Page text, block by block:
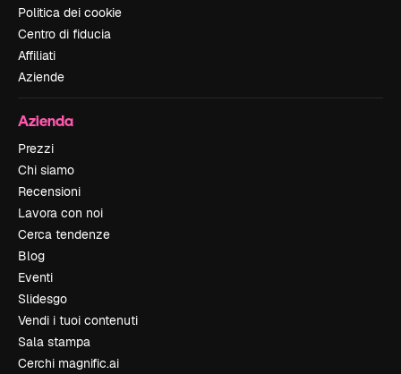
Politica dei cookie
Centro di fiducia
Affiliati
Aziende
Azienda
Prezzi
Chi siamo
Recensioni
Lavora con noi
Cerca tendenze
Blog
Eventi
Slidesgo
Vendi i tuoi contenuti
Sala stampa
Cerchi magnific.ai